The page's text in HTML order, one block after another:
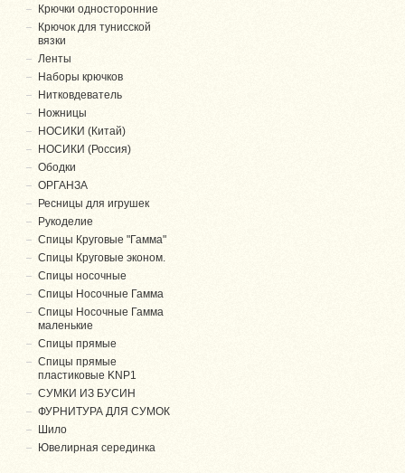
Крючки односторонние
Крючок для тунисской
вязки
Ленты
Наборы крючков
Нитковдеватель
Ножницы
НОСИКИ (Китай)
НОСИКИ (Россия)
Ободки
ОРГАНЗА
Ресницы для игрушек
Рукоделие
Спицы Круговые "Гамма"
Спицы Круговые эконом.
Спицы носочные
Спицы Носочные Гамма
Спицы Носочные Гамма
маленькие
Спицы прямые
Спицы прямые
пластиковые KNP1
СУМКИ ИЗ БУСИН
ФУРНИТУРА ДЛЯ СУМОК
Шило
Ювелирная серединка